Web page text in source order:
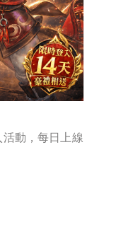
動，每日上線